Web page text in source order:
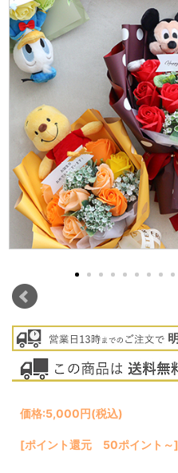
価格:5,000円(税込)
[ポイント還元 50ポイント～]